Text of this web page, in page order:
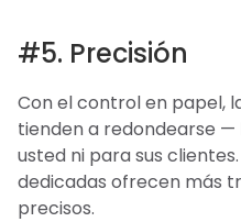
#5. Precisión
Con el control en papel,
tienden a redondearse —
usted ni para sus
dedicadas ofrecen más
precisos.